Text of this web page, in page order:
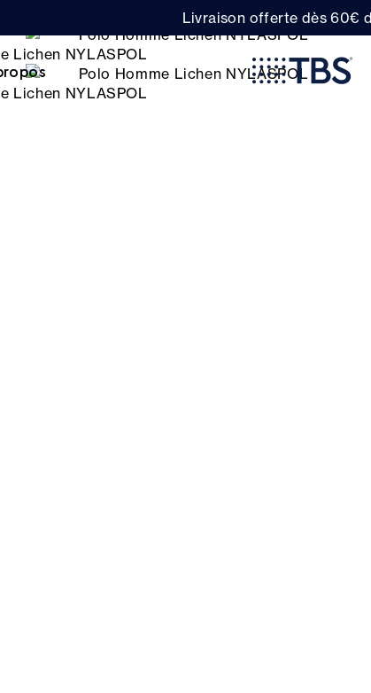
Livraison offerte dès 60€